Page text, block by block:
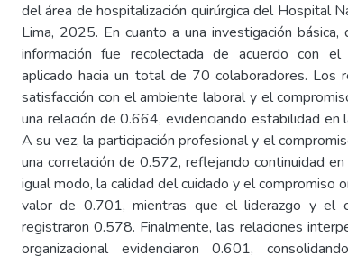
del área de hospitalización quirúrgica del Hospital
Lima, 2025. En cuanto a una investigación
información fue recolectada de acuerdo con el
aplicado hacia un total de 70 colaboradores. Los
satisfacción con el ambiente laboral y el
una relación de 0.664, evidenciando estabilidad en
A su vez, la participación profesional y el
una correlación de 0.572, reflejando continuidad
igual modo, la calidad del cuidado y el compromiso
valor de 0.701, mientras que el liderazgo y el
registraron 0.578. Finalmente, las relaciones
organizacional evidenciaron 0.601,